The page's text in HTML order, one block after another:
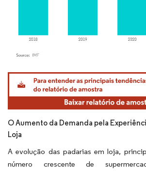
Imagem © Mordor Intelligence. O reuso requer
O Aumento da Demanda pela
Loja
A evolução das padarias em loja,
número crescente de